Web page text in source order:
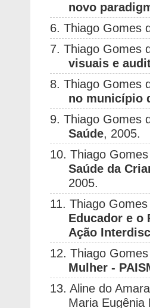
novo
6. Thiago Gomes
7. Thiago Gomes
visuais e
8. Thiago Gomes
no município
9. Thiago Gomes
Saúde, 2005.
10. Thiago
Saúde da
2005.
11. Thiago
Educador e o
Ação
12. Thiago
Mulher -
13. Aline do
Maria Eugênia